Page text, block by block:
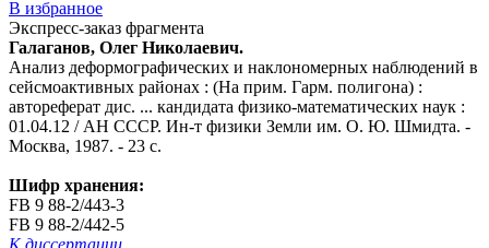
В избранное
Экспресс-заказ фрагмента
Галаганов, Олег Николаевич.
Анализ деформографических и наклономерных наблюдений в
сейсмоактивных районах : (На прим. Гарм. полигона) :
автореферат дис. ... кандидата физико-математических наук :
01.04.12 / АН СССР. Ин-т физики Земли им. О. Ю. Шмидта. -
Москва, 1987. - 23 с.
Шифр хранения:
FB 9 88-2/443-3
FB 9 88-2/442-5
К диссертации